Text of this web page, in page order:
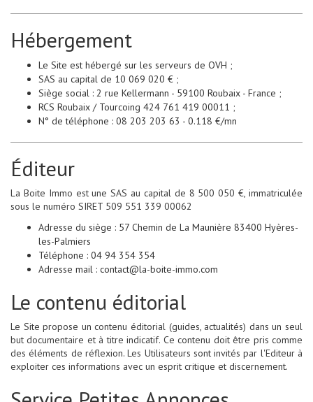
Hébergement
Le Site est hébergé sur les serveurs de OVH ;
SAS au capital de 10 069 020 € ;
Siège social : 2 rue Kellermann - 59100 Roubaix - France ;
RCS Roubaix / Tourcoing 424 761 419 00011 ;
N° de téléphone : 08 203 203 63 - 0.118 €/mn
Éditeur
La Boite Immo est une SAS au capital de 8 500 050 €, immatriculée
sous le numéro SIRET 509 551 339 00062
Adresse du siège : 57 Chemin de La Maunière 83400 Hyères-
les-Palmiers
Téléphone : 04 94 354 354
Adresse mail : contact@la-boite-immo.com
Le contenu éditorial
Le Site propose un contenu éditorial (guides, actualités) dans un seul
but documentaire et à titre indicatif. Ce contenu doit être pris comme
des éléments de réflexion. Les Utilisateurs sont invités par l'Editeur à
exploiter ces informations avec un esprit critique et discernement.